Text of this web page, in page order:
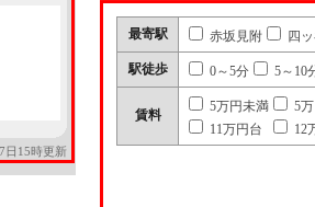
日15時更新
最寄駅 赤坂見附 四
駅徒歩 0～5分 5～10
賃料
5万円未満
5
11万円台
12